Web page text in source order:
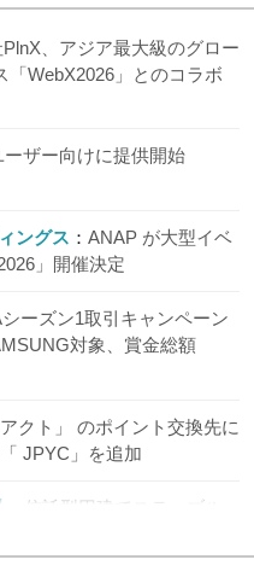
、アジア最大級のグロー
「WebX2026」とのコラボ
ザー向けに提供開始
ングス
ANAP が大型イベ
」開催決定
ーズン1取引キャンペーン
対象、賞金総額
アクト」 のポイント交換先に
JPYC」を追加
信託型円建てステーブル